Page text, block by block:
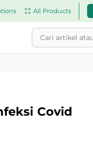
All Products
Covid